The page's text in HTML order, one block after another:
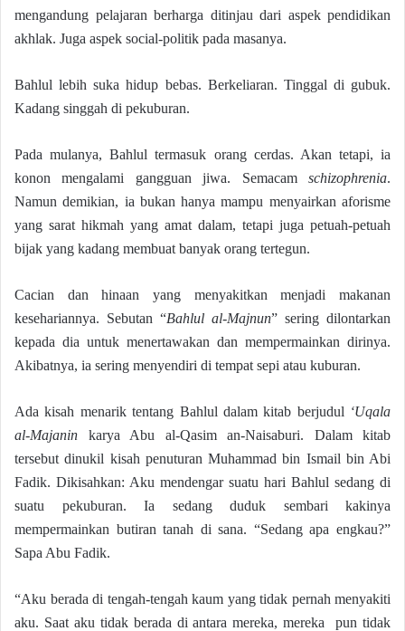
mengandung pelajaran berharga ditinjau dari aspek pendidikan
akhlak. Juga aspek social-politik pada masanya.
Bahlul lebih suka hidup bebas. Berkeliaran. Tinggal di gubuk.
Kadang singgah di pekuburan.
Pada mulanya, Bahlul termasuk orang cerdas. Akan tetapi, ia
konon mengalami gangguan jiwa. Semacam schizophrenia.
Namun demikian, ia bukan hanya mampu menyairkan aforisme
yang sarat hikmah yang amat dalam, tetapi juga petuah-petuah
bijak yang kadang membuat banyak orang tertegun.
Cacian dan hinaan yang menyakitkan menjadi makanan
kesehariannya. Sebutan “Bahlul al-Majnun” sering dilontarkan
kepada dia untuk menertawakan dan mempermainkan dirinya.
Akibatnya, ia sering menyendiri di tempat sepi atau kuburan.
Ada kisah menarik tentang Bahlul dalam kitab berjudul ‘Uqala
al-Majanin karya Abu al-Qasim an-Naisaburi. Dalam kitab
tersebut dinukil kisah penuturan Muhammad bin Ismail bin Abi
Fadik. Dikisahkan: Aku mendengar suatu hari Bahlul sedang di
suatu pekuburan. Ia sedang duduk sembari kakinya
mempermainkan butiran tanah di sana. “Sedang apa engkau?”
Sapa Abu Fadik.
“Aku berada di tengah-tengah kaum yang tidak pernah menyakiti
aku. Saat aku tidak berada di antara mereka, mereka pun tidak